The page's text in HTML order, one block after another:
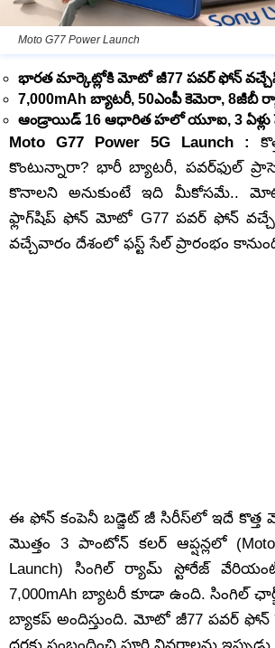
Moto G77 Power Launch
భారత మార్కెట్లోకి మోటో జీ77 పవర్ ఫోన్
7,000mAh బ్యాటరీ, 50ఎంపీ కెమెరా, 8జీబీ
ఆండ్రాయిడ్ 16 ఆధారిత హలో యూఐ, 3 ఏళ్లు
Moto G77 Power 5G Launch :
కొంటున్నారా? భారీ బ్యాటరీ, పవర్‌ఫుల్
కొనాలని అనుకుంటే ఇది మీకోసమే..
ఫ్లాగ్‌షిప్ ఫోన్ మోటో G77 పవర్‌ ఫోన్
వచ్చేవారం దేశంలో ఫస్ట్ సేల్ ప్రారంభం
ఈ ఫోన్ కంపెనీ బడ్జెట్ జీ సిరీస్‌లో ఇదే కొత్త
మొత్తం 3 పాంటోన్ కలర్ ఆప్షన్లలో (Moto
Launch) సింగిల్ ర్యామ్ స్టోరేజ్
7,000mAh బ్యాటరీ కూడా ఉంది. సింగిల్
బ్యాకప్‌ అందిస్తుంది. మోటో జీ77 పవర్ ఫోన్